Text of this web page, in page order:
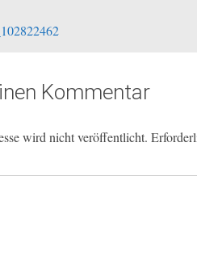
Kommentar
wird nicht veröffentlicht.